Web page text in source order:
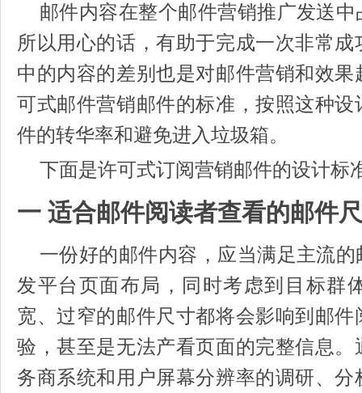
邮件内容在整个邮件营销推广发送
所以用心的话，有助于完成一次非常
中的内容的差别也是对邮件营销和效
可式邮件营销邮件的标准，按照这种
件的转华率和避免进入垃圾箱。
下面是许可式订阅营销邮件的设计标
一 适合邮件阅读者查看的邮件
一份好的邮件内容，应当满足主流
发平台页面布局，同时考虑到目标群
宽、过窄的邮件尺寸都将会影响到邮
验，甚至是无法产看页面的完整信息
务商系统和用户屏幕分辨率的调研、